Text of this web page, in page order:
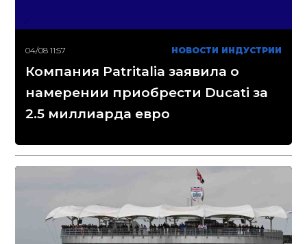
04/08 11:57 НОВОСТИ ИНДУСТРИИ
Компания Patritalia заявила о
намерении приобрести Ducati за
2.5 миллиарда евро